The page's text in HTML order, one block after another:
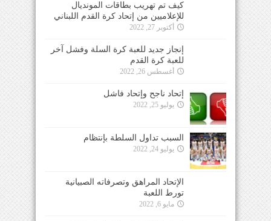
كيف تم تهريب بطاقات المونديال
للإعلاميين من إتحاد كرة القدم اللبناني
أكتوبر 27, 2022
إنجاز جديد للعبة كرة السلة وفشل آخر
للعبة كرة القدم
أغسطس 26, 2022
إتحاد ناجح وإتحاد فاشل
يوليو 25, 2022
السبب تداول السلطة بإنتظام
يوليو 24, 2022
الإتحاد المراهق وتصرفاته الصبيانية
تورط اللعبة
مايو 6, 2022